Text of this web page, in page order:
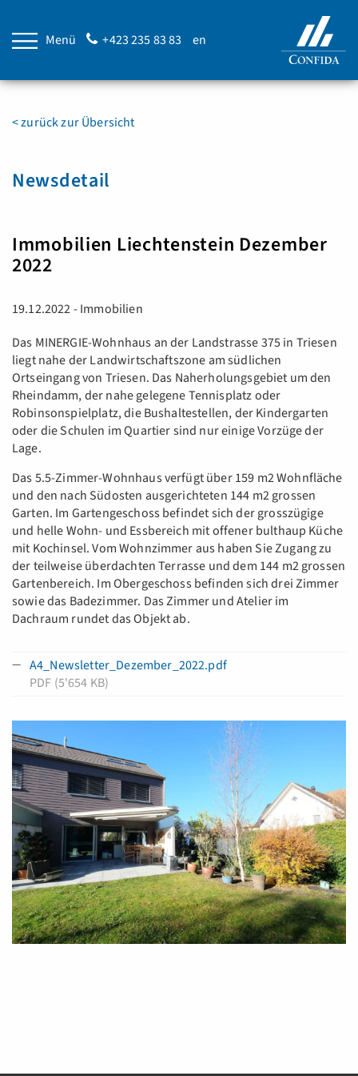
Menü +423 235 83 83 en
< zurück zur Übersicht
Newsdetail
Immobilien Liechtenstein Dezember
2022
19.12.2022 - Immobilien
Das MINERGIE-Wohnhaus an der Landstrasse 375 in Triesen
liegt nahe der Landwirtschaftszone am südlichen
Ortseingang von Triesen. Das Naherholungsgebiet um den
Rheindamm, der nahe gelegene Tennisplatz oder
Robinsonspielplatz, die Bushaltestellen, der Kindergarten
oder die Schulen im Quartier sind nur einige Vorzüge der
Lage.
Das 5.5-Zimmer-Wohnhaus verfügt über 159 m2 Wohnfläche
und den nach Südosten ausgerichteten 144 m2 grossen
Garten. Im Gartengeschoss befindet sich der grosszügige
und helle Wohn- und Essbereich mit offener bulthaup Küche
mit Kochinsel. Vom Wohnzimmer aus haben Sie Zugang zu
der teilweise überdachten Terrasse und dem 144 m2 grossen
Gartenbereich. Im Obergeschoss befinden sich drei Zimmer
sowie das Badezimmer. Das Zimmer und Atelier im
Dachraum rundet das Objekt ab.
A4_Newsletter_Dezember_2022.pdf
PDF (5'654 KB)